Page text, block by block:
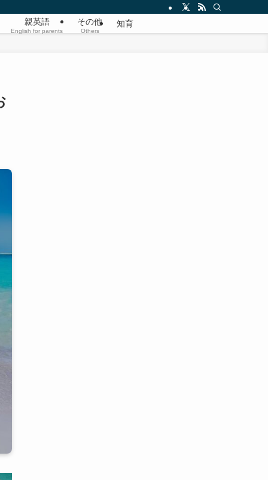
親英語
English for parents
その他
Others
知育